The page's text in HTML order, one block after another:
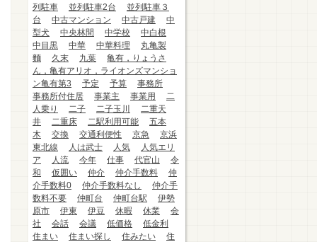
列駐車
並列駐車2台
並列駐車３
台
中古マンション 中古戸建
中
型犬
中央林間 中学校
中白根
中目黒
中華 中華料理
丸亀製
麵
久末 九葉
亀有，りょうさ
ん，亀有アリオ，ライオンズマンショ
ン亀有第3
予定 予算
事務所
事務所付住居
事業主 事業用
二
人乗り
二子 二子玉川
二重天
井
二重床 二駅利用可能
五本
木
交換 交通利便性 京急
京浜
東北線
人は武士 人気
人気エリ
ア
人流 今年 仕事 代官山
令
和
仮囲い 仲介 仲介手数料
仲
介手数料0
仲介手数料なし
仲介手
数料不要
仲町台 仲町台駅
伊勢
原市
伊東 伊豆 休暇 休業
会
社
会話 会議 低価格
低金利
住まい
住まい探し 住みたい
住